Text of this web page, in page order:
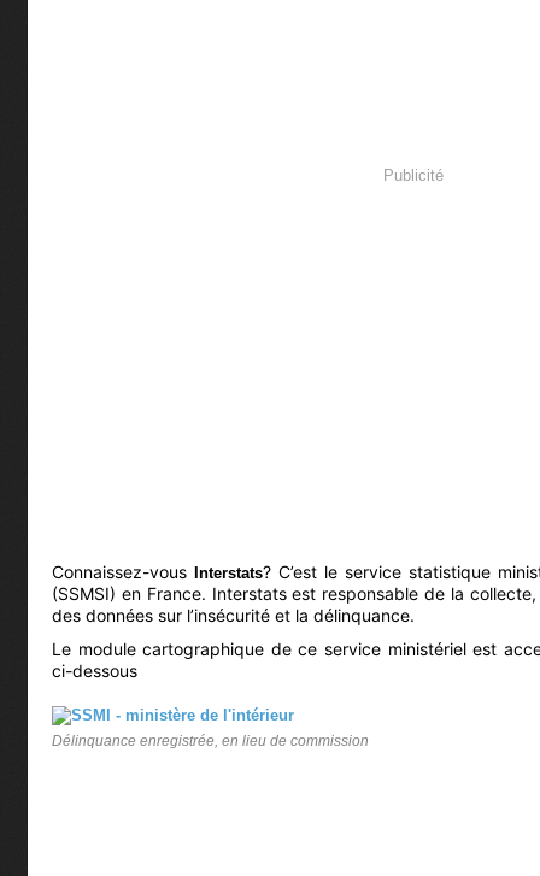
Publicité
Connaissez-vous Interstats? C’est le service statistique
(SSMSI) en France. Interstats est responsable de la
des données sur l’insécurité et la délinquance.
Le module cartographique de ce service ministériel est
ci-dessous
Délinquance enregistrée, en lieu de commission